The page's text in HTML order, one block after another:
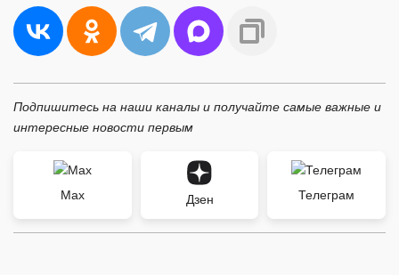
Подпишитесь на наши каналы и получайте самые важные и
интересные новости первым
Max Дзен Телеграм